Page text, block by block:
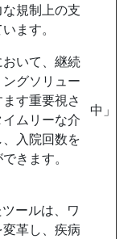
規制上の支
ます。
いて、継続
グソリュー
す重要視さ
ムリーな介
入院回数を
きます。
中」
ールは、ワ
革し、疾病